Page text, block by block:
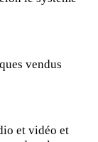
vendus
et vidéo et